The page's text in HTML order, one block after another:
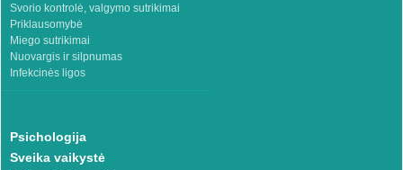
Svorio kontrolė, valgymo sutrikimai
Priklausomybė
Miego sutrikimai
Nuovargis ir silpnumas
Infekcinės ligos
Psichologija
Sveika vaikystė